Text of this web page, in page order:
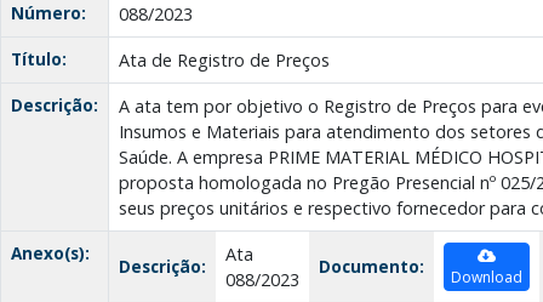
Número:
088/2023
Título:
Ata de Registro de Preços
Descrição:
A ata tem por objetivo o Registro de Preços para
Insumos e Materiais para atendimento dos setores
Saúde. A empresa PRIME MATERIAL MÉDICO
proposta homologada no Pregão Presencial nº
seus preços unitários e respectivo fornecedor para
Anexo(s):
Descrição:
Ata
088/2023
Documento: Download